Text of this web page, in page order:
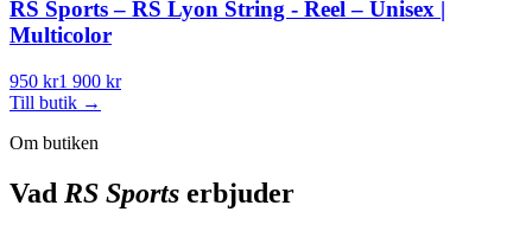
RS Sports – RS Lyon String - Reel – Unisex |
Multicolor
950 kr1 900 kr
Till butik →
Om butiken
Vad RS Sports erbjuder